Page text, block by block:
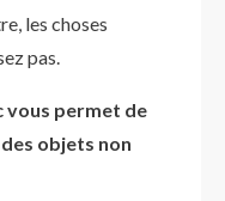
les choses
pas.
vous permet de
objets non